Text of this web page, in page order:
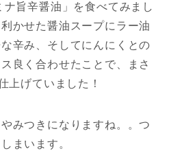
旨辛醤油」を食べてみまし
かせた醤油スープにラー油
辛み、そしてにんにくとの
良く合わせたことで、まさ
上げていました！
みつきになりますね。。つ
まいます。